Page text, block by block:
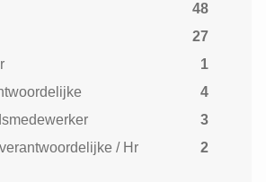
48
27
1
4
3
2